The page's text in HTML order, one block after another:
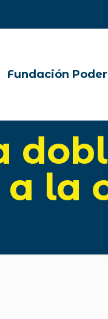
Fundación
a la